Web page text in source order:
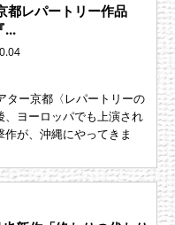
都レパートリー作品
...
ター京都〈レパートリーの
、ヨーロッパでも上演され
が、沖縄にやってきま